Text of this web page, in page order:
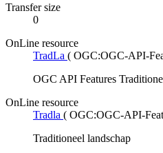
Transfer size
0
OnLine resource
TradLa ( OGC:OGC-API-
OGC API Features
OnLine resource
Tradla ( OGC:OGC-API-
Traditioneel landschap